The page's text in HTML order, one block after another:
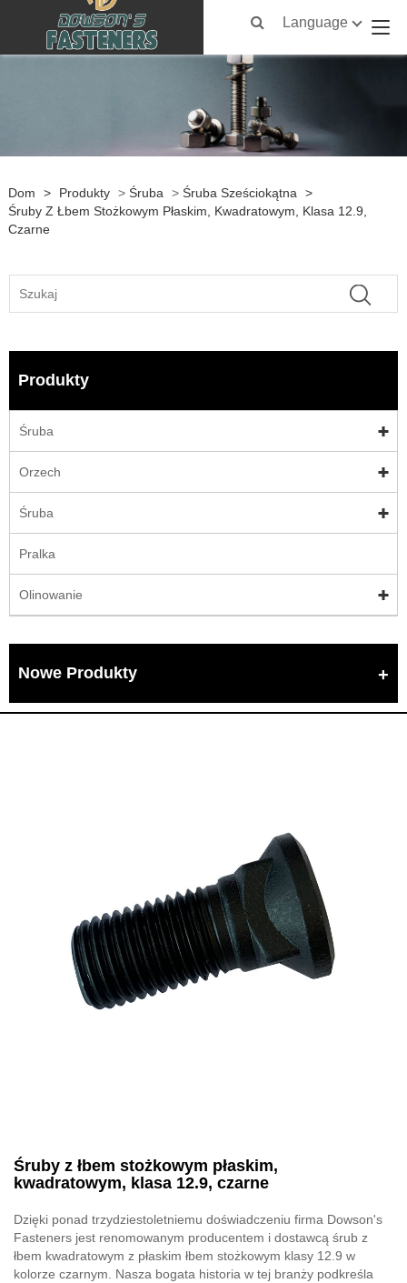
Language
Dom > Produkty > Śruba > Śruba Sześciokątna
>
Śruby Z Łbem Stożkowym Płaskim, Kwadratowym, Klasa 12.9,
Czarne
Produkty
Śruba
Orzech
Śruba
Pralka
Olinowanie
Nowe Produkty
Śruby z łbem stożkowym płaskim,
kwadratowym, klasa 12.9, czarne
Dzięki ponad trzydziestoletniemu doświadczeniu firma Dowson's
Fasteners jest renomowanym producentem i dostawcą śrub z
łbem kwadratowym z płaskim łbem stożkowym klasy 12.9 w
kolorze czarnym. Nasza bogata historia w tej branży podkreśla